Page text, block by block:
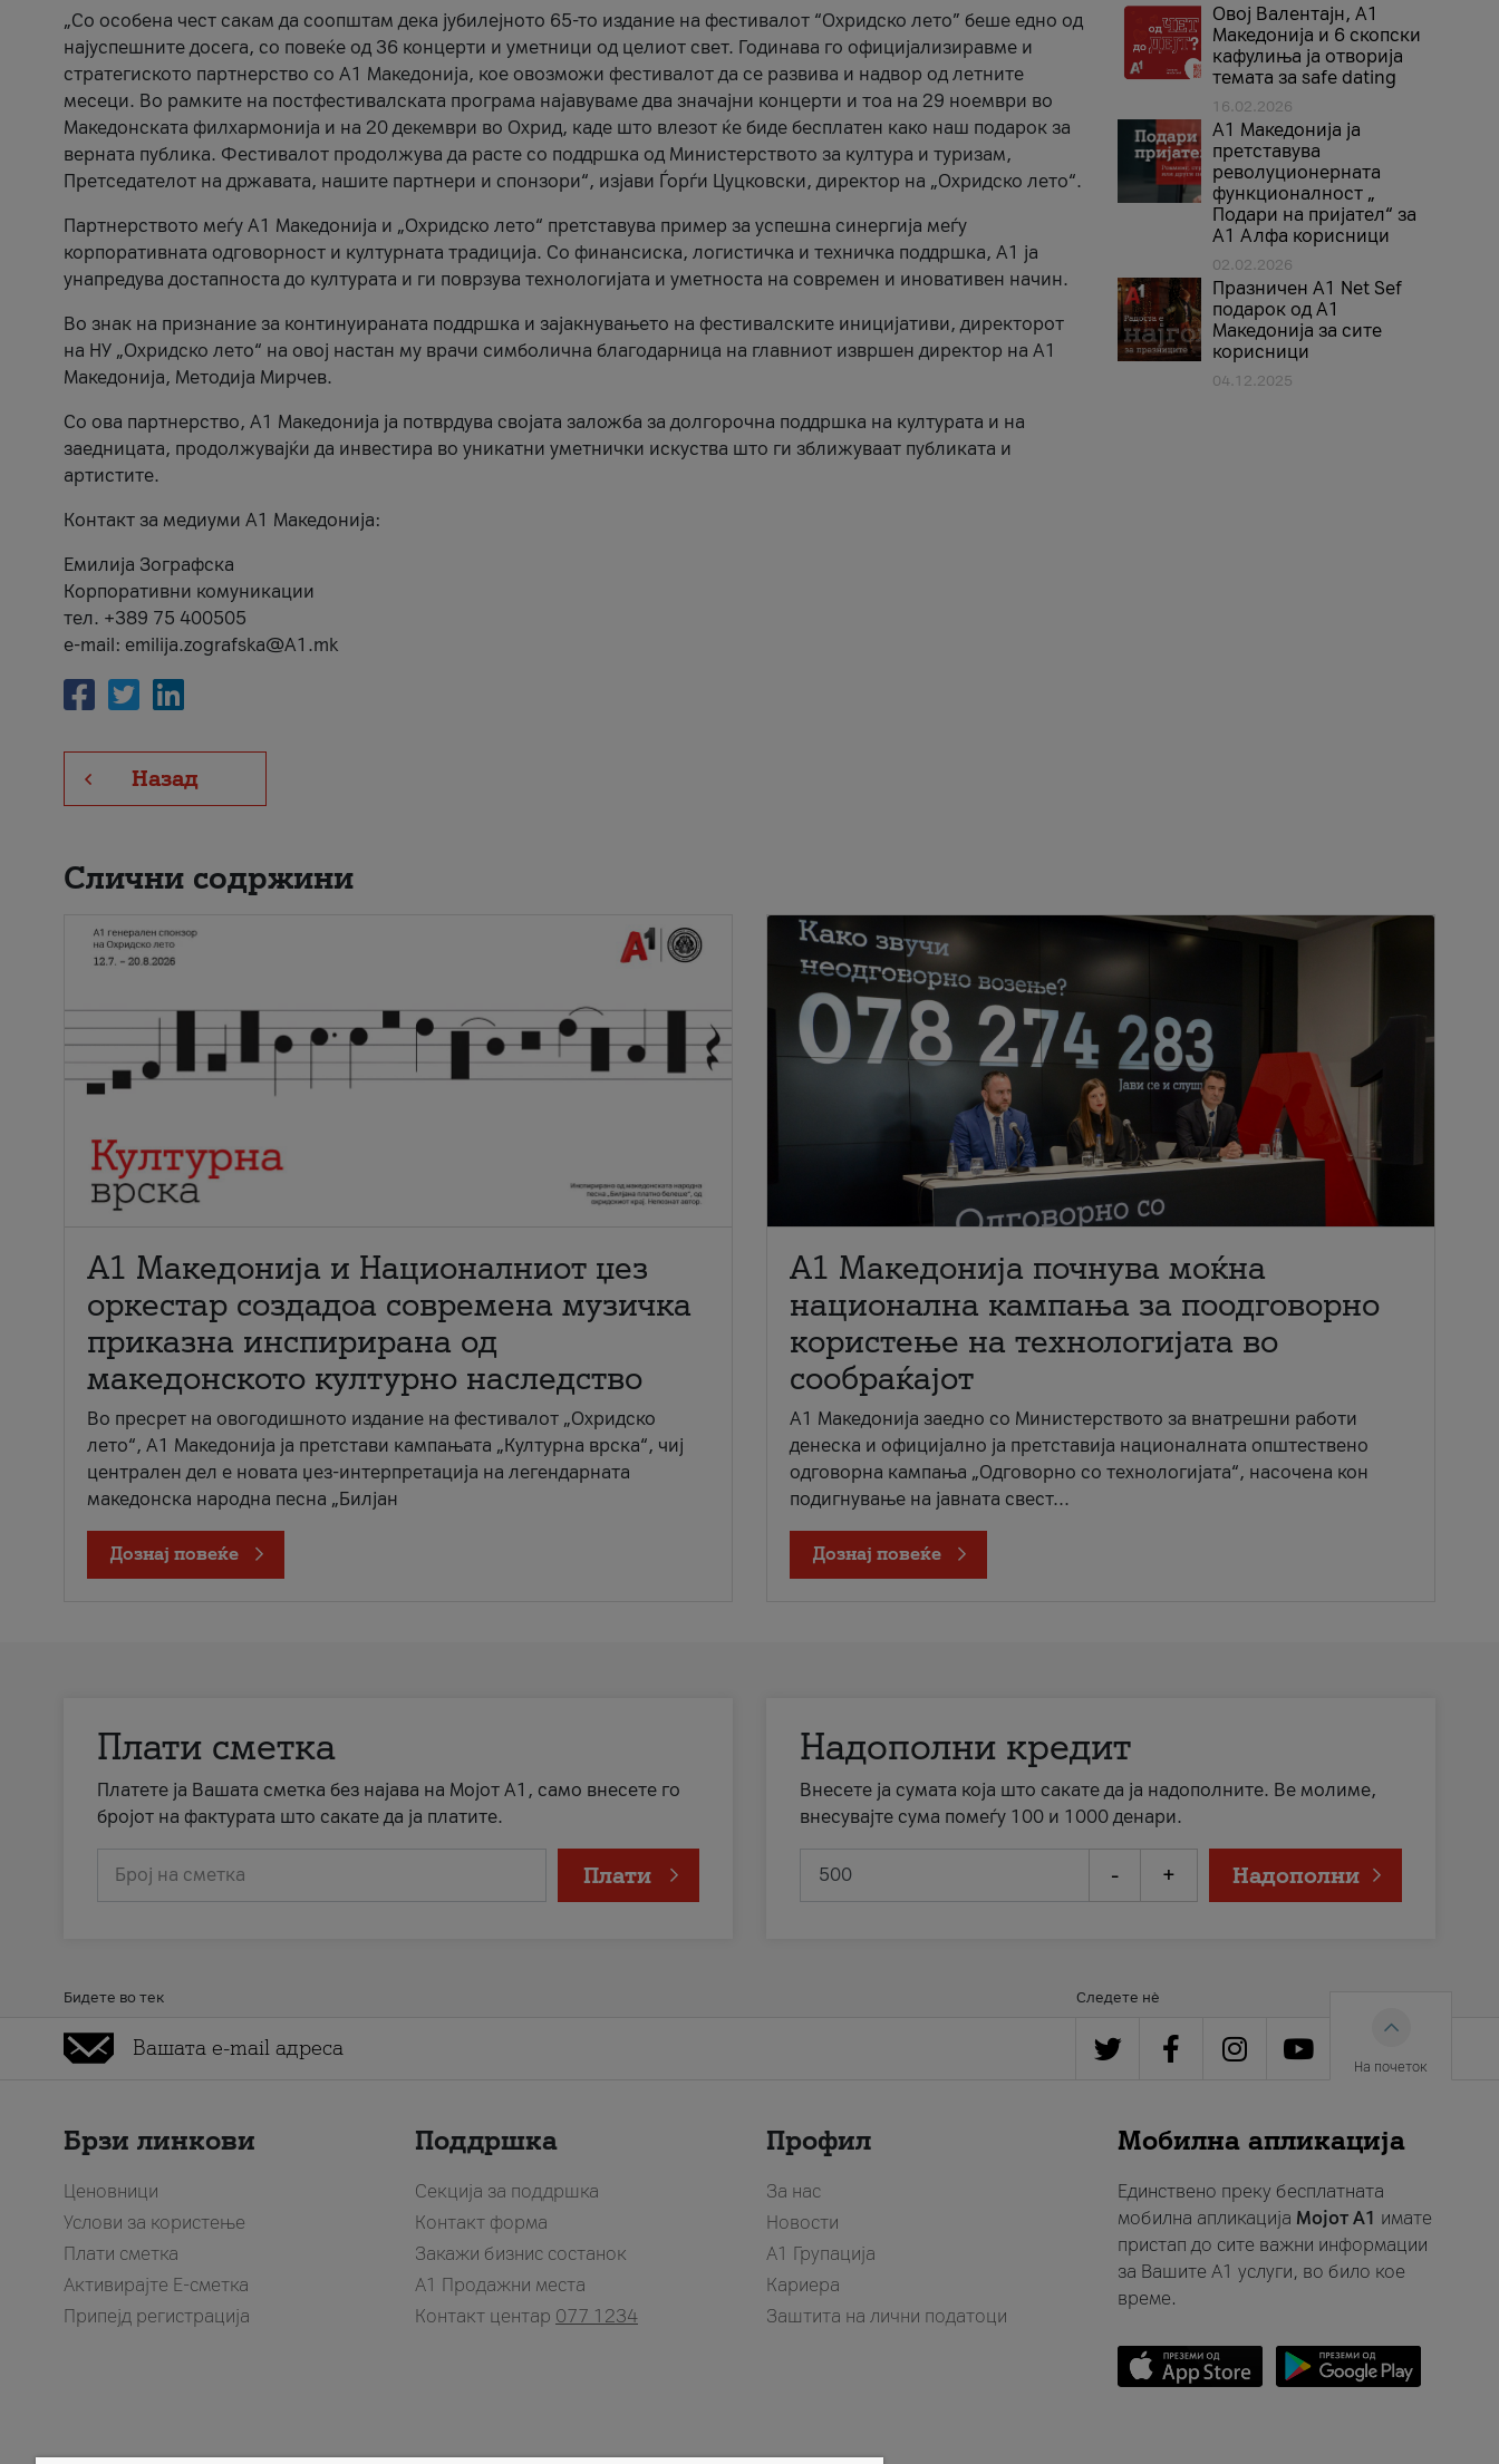
„Со особена чест сакам да соопштам дека јубилејното 65-то издание на фестивалот “Охридско лето” беше едно од
најуспешните досега, со повеќе од 36 концерти и уметници од целиот свет. Годинава го официјализиравме и
стратегиското партнерство со А1 Македонија, кое овозможи фестивалот да се развива и надвор од летните
месеци. Во рамките на постфестивалската програма најавуваме два значајни концерти и тоа на 29 ноември во
Македонската филхармонија и на 20 декември во Охрид, каде што влезот ќе биде бесплатен како наш подарок за
верната публика. Фестивалот продолжува да расте со поддршка од Министерството за култура и туризам,
Претседателот на државата, нашите партнери и спонзори“, изјави Ѓорѓи Цуцковски, директор на „Охридско лето“.
Партнерството меѓу A1 Македонија и „Охридско лето“ претставува пример за успешна синергија меѓу
корпоративната одговорност и културната традиција. Со финансиска, логистичка и техничка поддршка, A1 ја
унапредува достапноста до културата и ги поврзува технологијата и уметноста на современ и иновативен начин.
Во знак на признание за континуираната поддршка и зајакнувањето на фестивалските иницијативи, директорот
на НУ „Охридско лето“ на овој настан му врачи симболична благодарница на главниот извршен директор на A1
Македонија, Методија Мирчев.
Со ова партнерство, A1 Македонија ја потврдува својата заложба за долгорочна поддршка на културата и на
заедницата, продолжувајќи да инвестира во уникатни уметнички искуства што ги зближуваат публиката и
артистите.
Контакт за медиуми А1 Македонија:
Емилија Зографска
Корпоративни комуникации
тел. +389 75 400505
e-mail: emilija.zografska@A1.mk
Назад
Овој Валентајн, A1
Македонија и 6 скопски
кафулиња ја отворија
темата за safe dating
16.02.2026
А1 Македонија ја
претставува
револуционерната
функционалност „
Подари на пријател“ за
А1 Алфа корисници
02.02.2026
Празничен A1 Net Sеf
подарок од А1
Македонија за сите
корисници
04.12.2025
Слични содржини
А1 Македонија и Националниот џез
оркестар создадоа современа музичка
приказна инспирирана од
македонското културно наследство
Во пресрет на овогодишното издание на фестивалот „Охридско
лето“, А1 Македонија ја претстави кампањата „Културна врска“, чиј
централен дел е новата џез-интерпретација на легендарната
македонска народна песна „Билјан
Дознај повеќе
A1 Македонија почнува моќна
национална кампања за поодговорно
користење на технологијата во
сообраќајот
A1 Македонија заедно со Министерството за внатрешни работи
денеска и официјално ја претставија националната општествено
одговорна кампања „Одговорно со технологијата“, насочена кон
подигнување на јавната свест...
Дознај повеќе
Плати сметка
Платете ја Вашата сметка без најава на Мојот А1, само внесете го
бројот на фактурата што сакате да ја платите.
Број на сметка Плати
Надополни кредит
Внесете ја сумата која што сакате да ја надополните. Ве молиме,
внесувајте сума помеѓу 100 и 1000 денари.
- + Надополни
Бидете во тек Следете нè
На почеток
Брзи линкови
Ценовници
Услови за користење
Плати сметка
Активирајте Е-сметка
Припејд регистрација
Поддршка
Секција за поддршка
Контакт форма
Закажи бизнис состанок
A1 Продажни места
Контакт центар 077 1234
Профил
За нас
Новости
А1 Групација
Кариера
Заштита на лични податоци
Мобилна апликација
Единствено преку бесплатната
мобилна апликација Мојот A1 имате
пристап до сите важни информации
за Вашите A1 услуги, во било кое
време.